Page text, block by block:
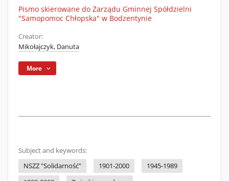
Pismo skierowane do Zarządu Gminnej Spółdzielni
"Samopomoc Chłopska" w Bodzentynie
Creator:
Mikołajczyk, Danuta
More
Subject and keywords:
NSZZ "Solidarność"
1901-2000
1945-1989